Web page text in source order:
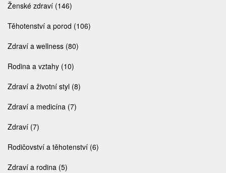
Ženské zdraví (146)
Těhotenství a porod (106)
Zdraví a wellness (80)
Rodina a vztahy (10)
Zdraví a životní styl (8)
Zdraví a medicína (7)
Zdraví (7)
Rodičovství a těhotenství (6)
Zdraví a rodina (5)